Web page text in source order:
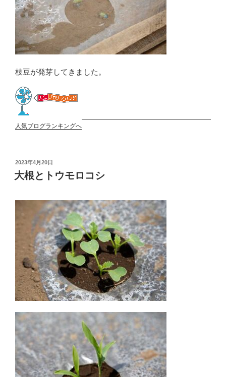
枝豆が発芽してきました。
人気ブログランキングへ
投
稿
日:
2023年4月20日
大根とトウモロコシ